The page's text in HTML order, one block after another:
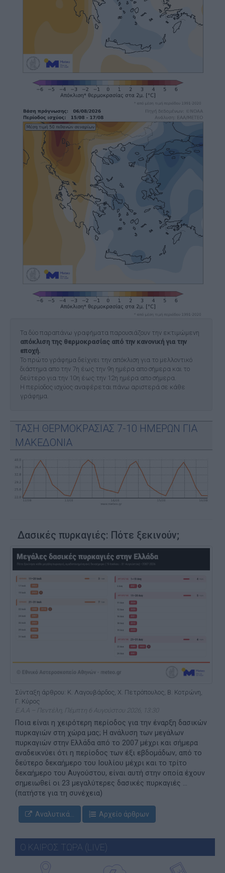
Τα δύο παραπάνω γραφήματα παρουσιάζουν την εκτιμώμενη
απόκλιση της θερμοκρασίας από την κανονική για την
εποχή.
Το πρώτο γράφημα δείχνει την απόκλιση για το μελλοντικό
διάστημα απο την 7η έως την 9η ημέρα απο σήμερα και το
δεύτερο για την 10η έως την 12η ημέρα απο σήμερα.
Η περίοδος ισχύος αναφέρεται πάνω αριστερά σε κάθε
γράφημα.
ΤΑΣΗ ΘΕΡΜΟΚΡΑΣΙΑΣ 7-10 ΗΜΕΡΩΝ ΓΙΑ
ΜΑΚΕΔΟΝΙΑ
Δασικές πυρκαγιές: Πότε ξεκινούν;
Σύνταξη άρθρου: Κ. Λαγουβάρδος, Χ. Πετρόπουλος, Β. Κοτρώνη,
Γ. Κύρος
Ε.Α.Α – Πεντέλη, Πέμπτη 6 Αυγούστου 2026, 13:30
Ποια είναι η χειρότερη περίοδος για την έναρξη δασικών
πυρκαγιών στη χώρα μας; Η ανάλυση των μεγάλων
πυρκαγιών στην Ελλάδα από το 2007 μέχρι και σήμερα
αναδεικνύει ότι η περίοδος των έξι εβδομάδων, από το
δεύτερο δεκαήμερο του Ιουλίου μέχρι και το τρίτο
δεκαήμερο του Αυγούστου, είναι αυτή στην οποία έχουν
σημειωθεί οι 23 μεγαλύτερες δασικές πυρκαγιές ...
(πατήστε για τη συνέχεια)
Αναλυτικά... Αρχείο άρθρων
Ο ΚΑΙΡΟΣ ΤΩΡΑ (LIVE)